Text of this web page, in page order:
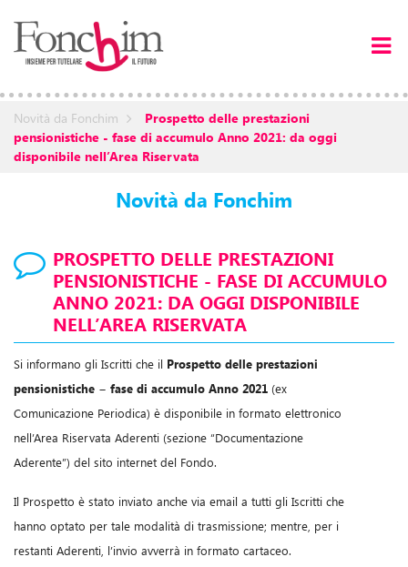
Novità da Fonchim
pensionistiche - fase di accumulo Anno 2021: da oggi
disponibile nell’Area Riservata
Novità da Fonchim
PROSPETTO DELLE PRESTAZIONI
PENSIONISTICHE - FASE DI ACCUMULO
ANNO 2021: DA OGGI DISPONIBILE
NELL’AREA RISERVATA
Si informano gli Iscritti che il Prospetto delle prestazioni
pensionistiche − fase di accumulo Anno 2021 (ex
Comunicazione Periodica) è disponibile in formato elettronico
nell’Area Riservata Aderenti (sezione “Documentazione
Aderente”) del sito internet del Fondo.
Il Prospetto è stato inviato anche via email a tutti gli Iscritti che
hanno optato per tale modalità di trasmissione; mentre, per i
restanti Aderenti, l’invio avverrà in formato cartaceo.